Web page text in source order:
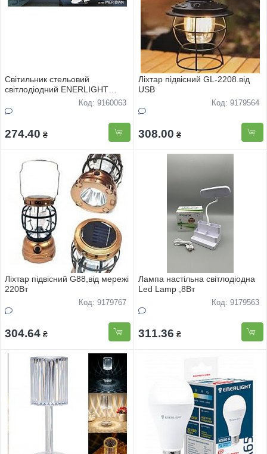
Свiтильник стельовий
свiтлодiодний ENERLIGHT
MEREDIAN 22Вт 4000ККод: 9160063
274.40 ₴
Лiхтар пiдвicний GL-2208.вiд
USB
Код: 9179564
308.00 ₴
Лiхтар пiдвicний G88,вiд мережi
220Вт
Код: 9179767
304.64 ₴
Лампа настiльна свiтлодiодна
Led Lamp ,8Вт
Код: 9179563
311.36 ₴